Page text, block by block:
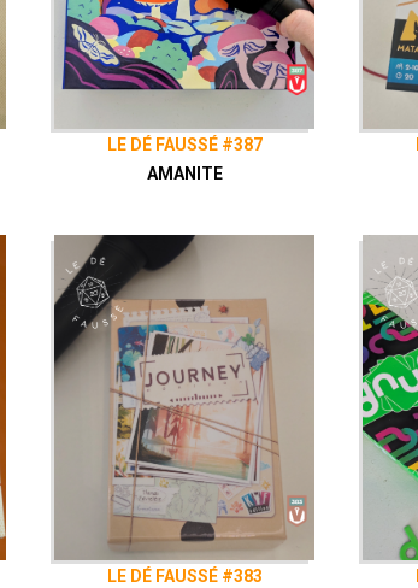
LE DÉ FAUSSÉ #387
AMANITE
LE DÉ FAUSSÉ #383